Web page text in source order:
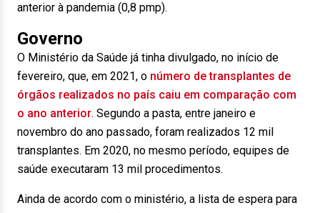
anterior à pandemia (0,8 pmp).
Governo
O Ministério da Saúde já tinha divulgado, no início de
fevereiro, que, em 2021, o número de transplantes de
órgãos realizados no país caiu em comparação com
o ano anterior. Segundo a pasta, entre janeiro e
novembro do ano passado, foram realizados 12 mil
transplantes. Em 2020, no mesmo período, equipes de
saúde executaram 13 mil procedimentos.
Ainda de acordo com o ministério, a lista de espera para